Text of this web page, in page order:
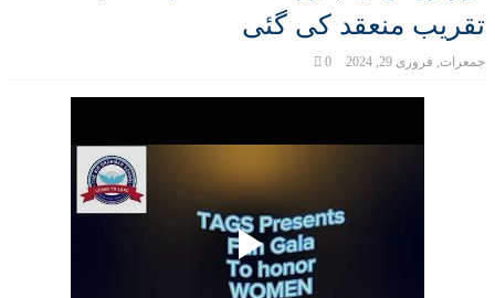
تقریب منعقد کی گئی
جمعرات, فروری 29, 2024 0